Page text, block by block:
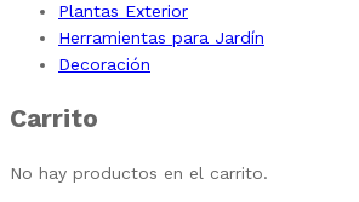
Plantas Exterior
Herramientas para Jardín
Decoración
Carrito
No hay productos en el carrito.